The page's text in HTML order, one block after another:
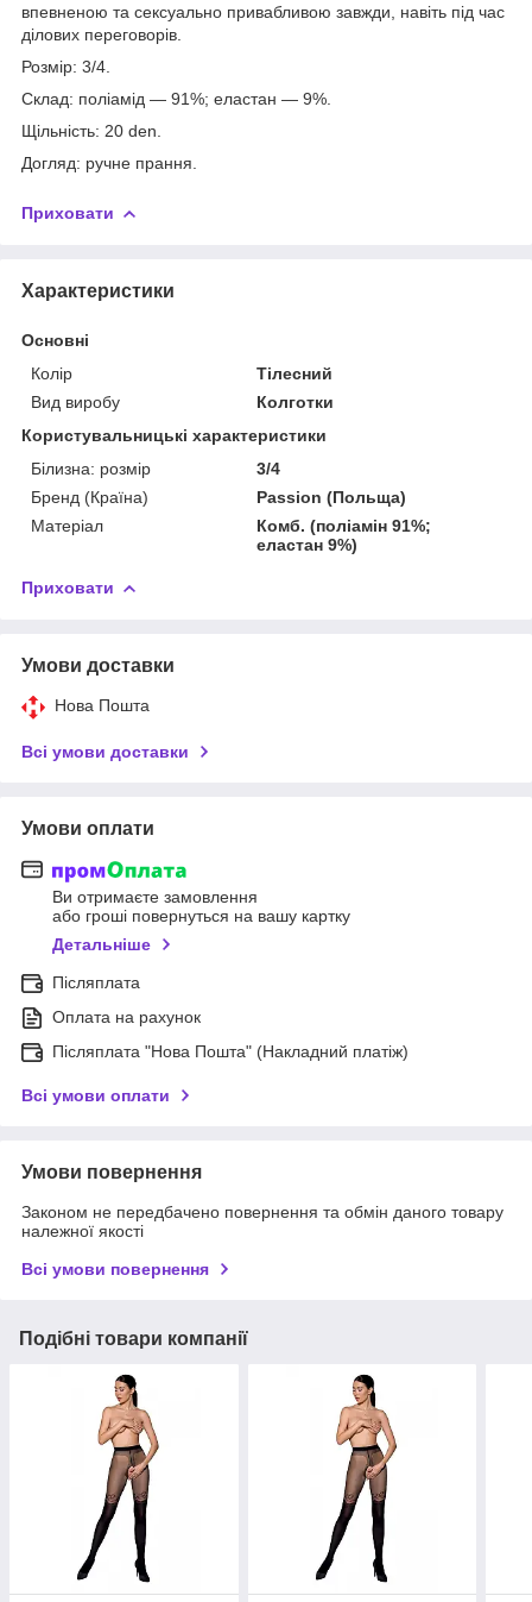
впевненою та сексуально привабливою завжди, навіть під час
ділових переговорів.
Розмір: 3/4.
Склад: поліамід — 91%; еластан — 9%.
Щільність: 20 den.
Догляд: ручне прання.
Приховати
Характеристики
Основні
Колір
Тілесний
Вид виробу
Колготки
Користувальницькі характеристики
Білизна: розмір
3/4
Бренд (Країна)
Passion (Польща)
Матеріал
Комб. (поліамін 91%;
еластан 9%)
Приховати
Умови доставки
Нова Пошта
Всі умови доставки
Умови оплати
Ви отримаєте замовлення
або гроші повернуться на вашу картку
Детальніше
Післяплата
Оплата на рахунок
Післяплата "Нова Пошта" (Накладний платіж)
Всі умови оплати
Умови повернення
Законом не передбачено повернення та обмін даного товару
належної якості
Всі умови повернення
Подібні товари компанії